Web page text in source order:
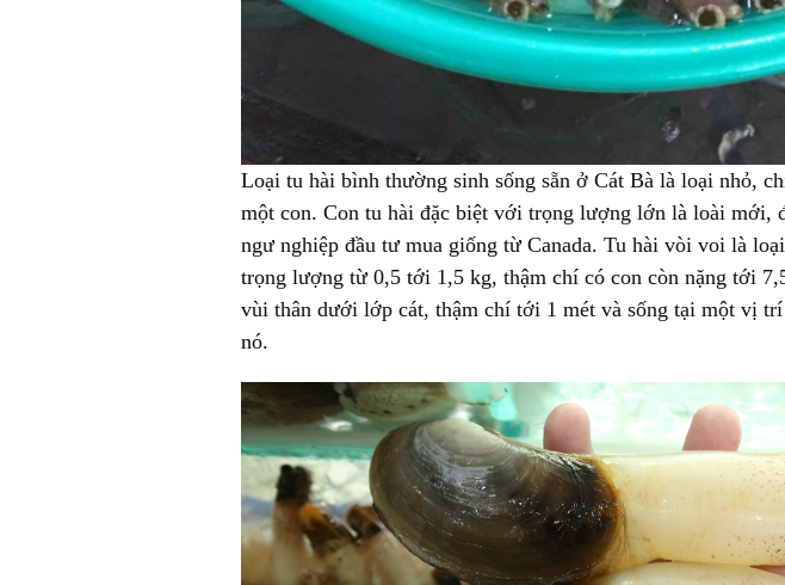
Loại tu hài bình thường sinh sống sẵn ở Cát Bà là loại nhỏ,
một con. Con tu hài đặc biệt với trọng lượng lớn là loài mới,
ngư nghiệp đầu tư mua giống từ Canada. Tu hài vòi voi là
trọng lượng từ 0,5 tới 1,5 kg, thậm chí có con còn nặng tới
vùi thân dưới lớp cát, thậm chí tới 1 mét và sống tại một vị
nó.